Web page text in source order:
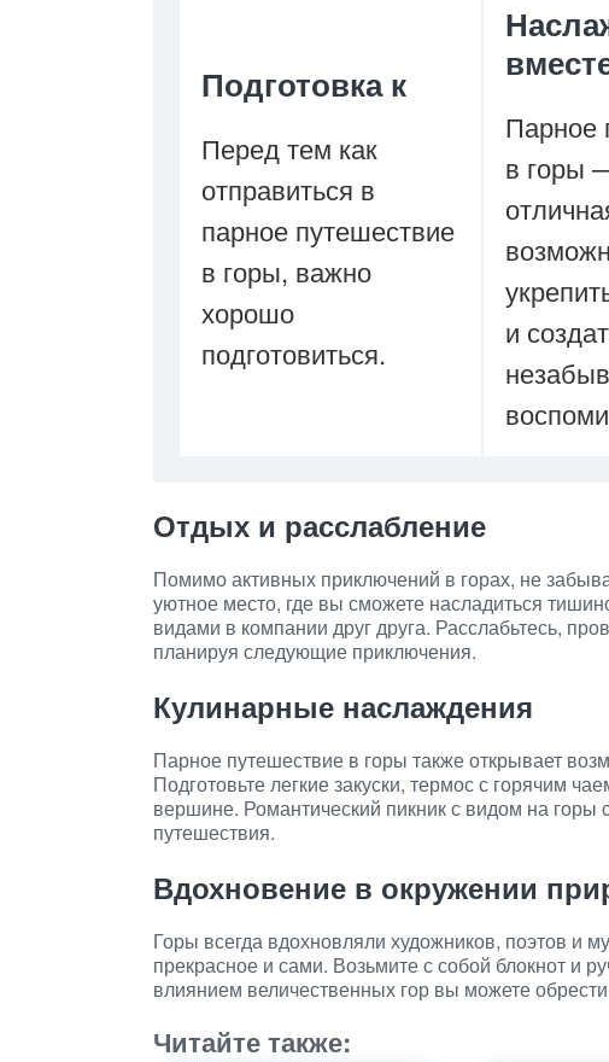
Подготовка к
Перед тем как
отправиться в
парное путешествие
в горы, важно
хорошо
подготовиться.
Парное
в горы
и
Отдых и расслабление
Помимо активных приключений в горах, не
уютное место, где вы сможете насладиться
видами в компании друг друга. Расслабьтесь,
планируя следующие приключения.
Кулинарные наслаждения
Парное путешествие в горы также открывает
Подготовьте легкие закуски, термос с горячим
вершине. Романтический пикник с видом на
путешествия.
Вдохновение в окружении
Горы всегда вдохновляли художников, поэтов и
прекрасное и сами. Возьмите с собой блокнот и
влиянием величественных гор вы можете
Читайте также: